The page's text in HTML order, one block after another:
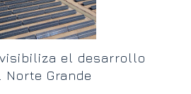
el desarrollo
Grande